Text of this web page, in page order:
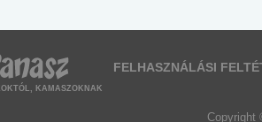
KAMASZOKNAK
FELHASZNÁLÁSI
Copyright